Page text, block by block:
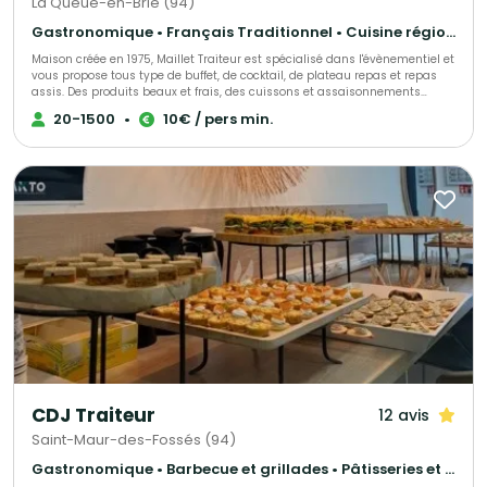
Gastronomique • Français Traditionnel • Cuisine régionale
Maison créée en 1975, Maillet Traiteur est spécialisé dans l'évènementiel et
vous propose tous type de buffet, de cocktail, de plateau repas et repas
assis. Des produits beaux et frais, des cuissons et assaisonnements
adaptés, le tout fait maison par notre chef de cuisine expérimenté!
Recettes élégantes, parfois oubliées et souvent surprenantes, toujours
l'organisation de réception.
20-1500 • 10€ / pers min.
CDJ Traiteur 12 avis
Saint-Maur-des-Fossés (94)
Gastronomique • Barbecue et grillades • Pâtisseries et desserts